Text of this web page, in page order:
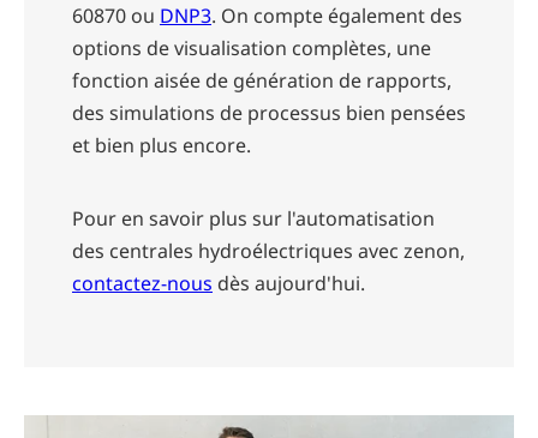
60870 ou DNP3. On compte également des
options de visualisation complètes, une
fonction aisée de génération de rapports,
des simulations de processus bien pensées
et bien plus encore.
Pour en savoir plus sur l'automatisation
des centrales hydroélectriques avec zenon,
contactez-nous dès aujourd'hui.